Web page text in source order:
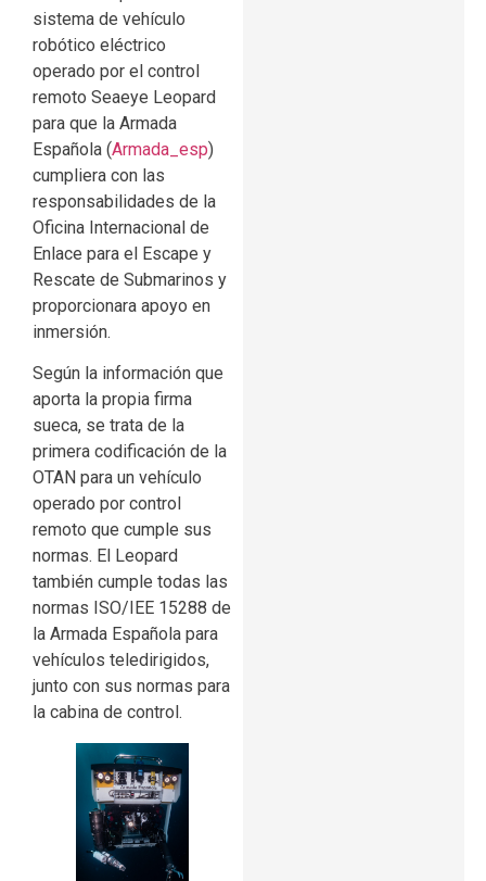
sistema de vehículo
robótico eléctrico
operado por el control
remoto Seaeye Leopard
para que la Armada
Española (Armada_esp)
cumpliera con las
responsabilidades de la
Oficina Internacional de
Enlace para el Escape y
Rescate de Submarinos y
proporcionara apoyo en
inmersión.
Según la información que
aporta la propia firma
sueca, se trata de la
primera codificación de la
OTAN para un vehículo
operado por control
remoto que cumple sus
normas. El Leopard
también cumple todas las
normas ISO/IEE 15288 de
la Armada Española para
vehículos teledirigidos,
junto con sus normas para
la cabina de control.